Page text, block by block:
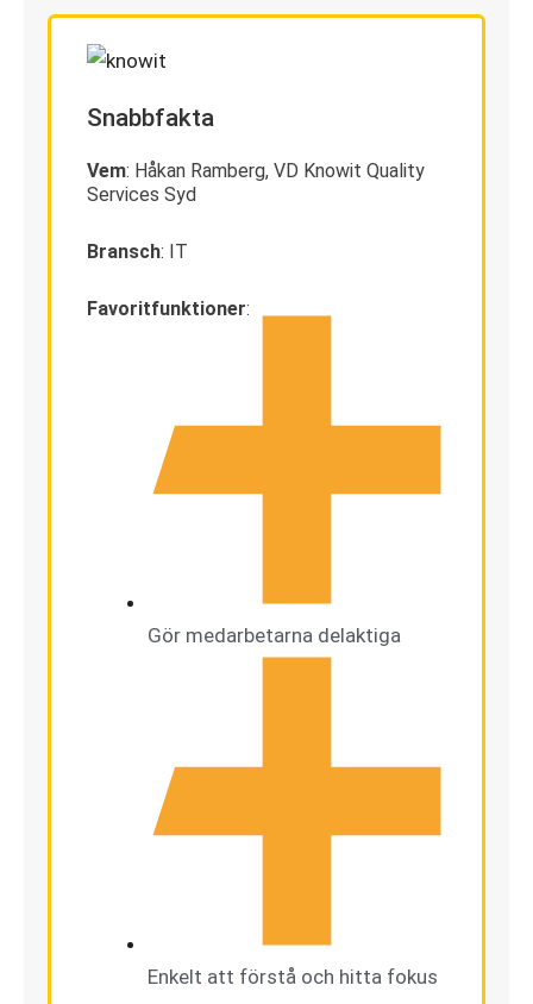
Snabbfakta
Vem: Håkan Ramberg, VD Knowit Quality
Services Syd
Bransch: IT
Favoritfunktioner:
Gör medarbetarna delaktiga
Enkelt att förstå och hitta fokus